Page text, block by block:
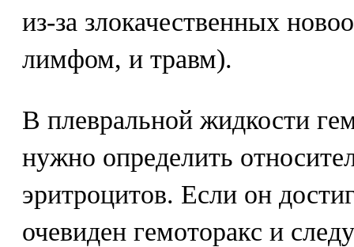
из-за злокачественных
лимфом, и травм).
В плевральной жидкости
нужно определить
эритроцитов. Если он
очевиден гемоторакс и